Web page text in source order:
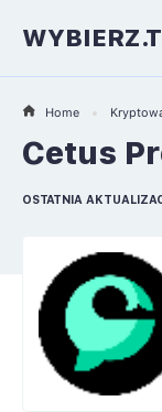
Home
Cetus
OSTATNIA